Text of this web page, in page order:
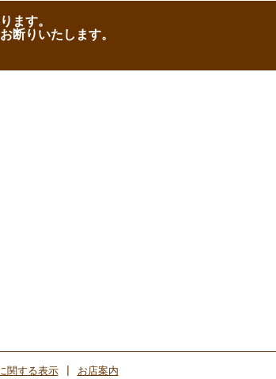
ます。
断りいたします。
関する表示| お店案内